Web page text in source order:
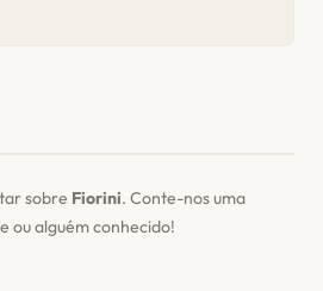
sobre Fiorini. Conte-nos uma
ou alguém conhecido!